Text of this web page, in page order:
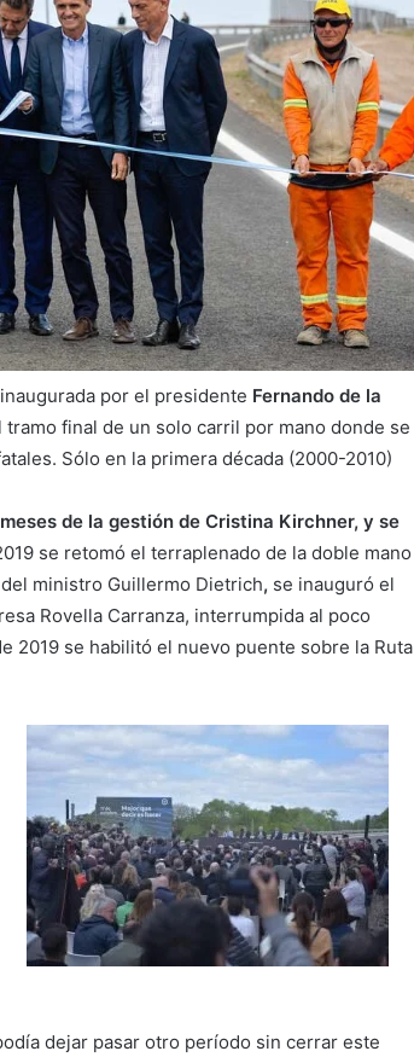
por el presidente Fernando de la
final de un solo carril por mano donde se
Sólo en la primera década (2000-2010)
de la gestión de Cristina Kirchner, y se
se retomó el terraplenado de la doble mano
ministro Guillermo Dietrich, se inauguró el
Rovella Carranza, interrumpida al poco
2019 se habilitó el nuevo puente sobre la Ruta
dejar pasar otro período sin cerrar este